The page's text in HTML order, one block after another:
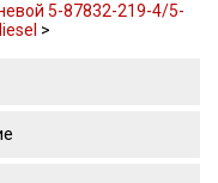
5-87832-219-4/5-
>